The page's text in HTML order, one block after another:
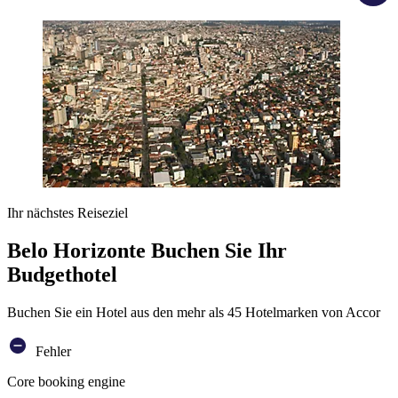
Ihr nächstes Reiseziel
Belo Horizonte Buchen Sie Ihr
Budgethotel
Buchen Sie ein Hotel aus den mehr als 45 Hotelmarken von Accor
Fehler
Core booking engine